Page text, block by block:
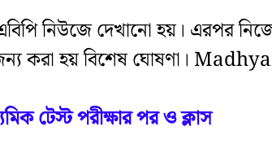
নিউজে দেখানো হয়। এরপর
জন্য করা হয় বিশেষ ঘোষণা।
টেস্ট পরীক্ষার পর ও ক্লাস